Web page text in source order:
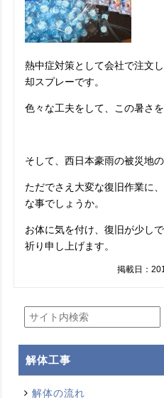
熱中症対策として会社で注文
却スプレーです。
色々な工夫をして、この暑さ
そして、西日本豪雨の被災地の
ただでさえ大変な復旧作業に
な事でしょうか。
お体に気を付け、復旧が少し
祈り申し上げます。
掲載日：
解体工事
解体の流れ